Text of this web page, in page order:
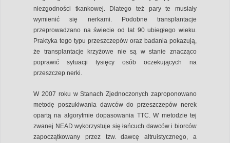
niezgodności tkankowej. Dlatego też pary te musiały
wymienić się nerkami. Podobne transplantacje
przeprowadzano na świecie od lat 90 ubiegłego wieku.
Praktyka tego typu przeszczepów oraz badania pokazują,
że transplantacje krzyżowe nie są w stanie znacząco
poprawić sytuacji tysięcy osób oczekujących na
przeszczep nerki.
W 2007 roku w Stanach Zjednoczonych zaproponowano
metodę poszukiwania dawców do przeszczepów nerek
opartą na algorytmie dopasowania TTC. W metodzie tej
zwanej NEAD wykorzystuje się łańcuch dawców i biorców
zapoczątkowany przez tzw. dawcę altruistycznego, a